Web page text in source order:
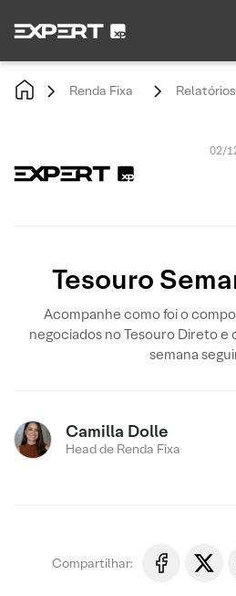
Renda Fixa Relatórios
02/
Tesouro
Acompanhe como foi o
negociados no Tesouro Direto e
semana
Camilla Dolle
Head de Renda Fixa
Compartilhar: